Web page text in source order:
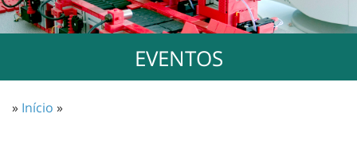
EVENTOS
» Início »